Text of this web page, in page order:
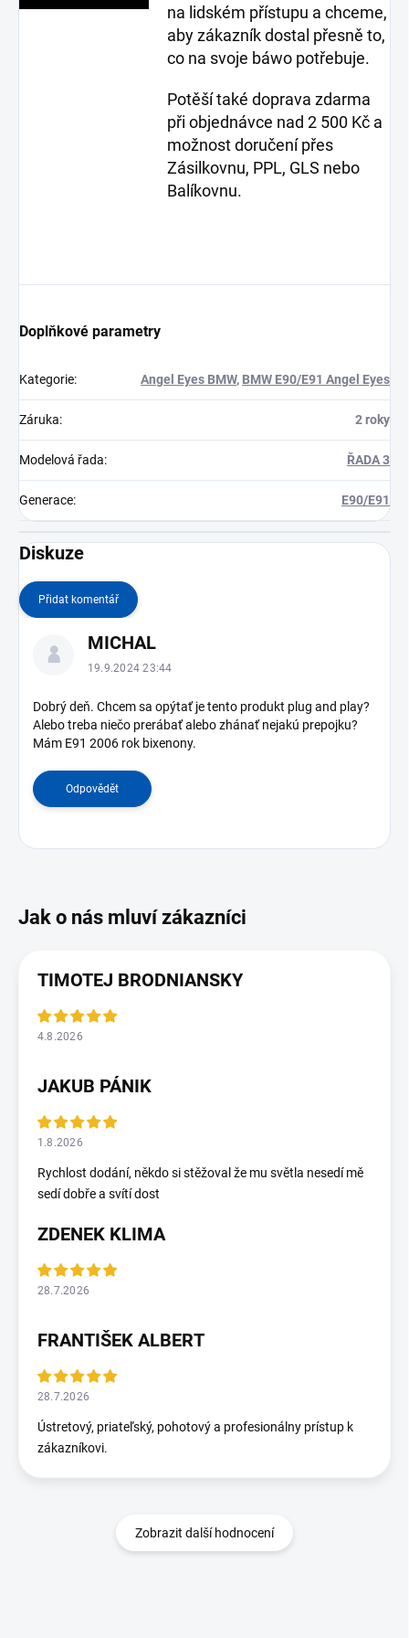
na lidském přístupu a chceme,
aby zákazník dostal přesně to,
co na svoje báwo potřebuje.
Potěší také doprava zdarma
při objednávce nad 2 500 Kč a
možnost doručení přes
Zásilkovnu, PPL, GLS nebo
Balíkovnu.
Doplňkové parametry
Kategorie: Angel Eyes BMW, BMW E90/E91 Angel Eyes
Záruka: 2 roky
Modelová řada: ŘADA 3
Generace: E90/E91
Diskuze
Přidat komentář
MICHAL
19.9.2024 23:44
Dobrý deň. Chcem sa opýtať je tento produkt plug and play?
Alebo treba niečo prerábať alebo zhánať nejakú prepojku?
Mám E91 2006 rok bixenony.
Odpovědět
TIMOTEJ BRODNIANSKY
4.8.2026
JAKUB PÁNIK
1.8.2026
Rychlost dodání, někdo si stěžoval že mu světla nesedí mě
sedí dobře a svítí dost
ZDENEK KLIMA
28.7.2026
FRANTIŠEK ALBERT
28.7.2026
Ústretový, priateľský, pohotový a profesionálny prístup k
zákazníkovi.
Zobrazit další hodnocení